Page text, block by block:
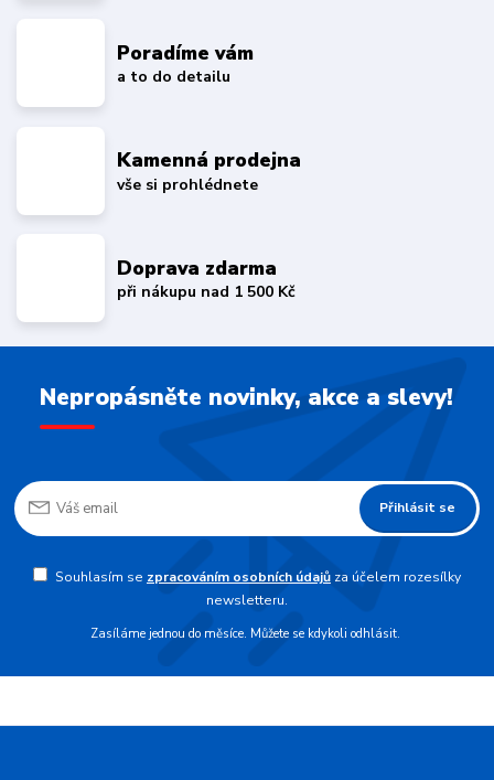
Poradíme vám
a to do detailu
Kamenná prodejna
vše si prohlédnete
Doprava zdarma
při nákupu nad 1 500 Kč
Nepropásněte novinky, akce a slevy!
Přihlásit se
Souhlasím se zpracováním osobních údajůza účelem rozesílky
newsletteru.
Zasíláme jednou do měsíce. Můžete se kdykoli odhlásit.